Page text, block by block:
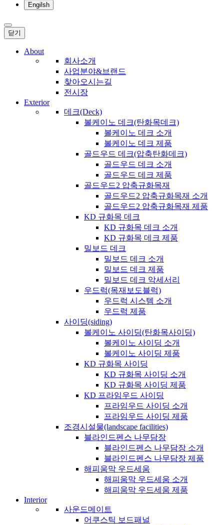
Engilsh
닫기
About
회사소개
사업분야&브랜드
찾아오시는길
전시장
Exterior
데크(Deck)
볼케이노 데크(탄화목데크)
볼케이노 데크 소개
볼케이노 데크 제품
골드우드 데크(압축탄화데크)
골드우드 데크 소개
골드우드 데크 제품
골드우드2 압축규화목재
골드우드2 압축규화목재 소개
골드우드2 압축규화목재 제품
KD 규화목 데크
KD 규화목 데크 소개
KD 규화목 데크 제품
밀보드 데크
밀보드 데크 소개
밀보드 데크 제품
밀보드 데크 악세서리
우드럭(목재보도블럭)
우드럭 시스템 소개
우드럭 제품
사이딩(siding)
볼케이노 사이딩(탄화목사이딩)
볼케이노 사이딩 소개
볼케이노 사이딩 제품
KD 규화목 사이딩
KD 규화목 사이딩 소개
KD 규화목 사이딩 제품
KD 프라임우드 사이딩
프라임우드 사이딩 소개
프라임우드 사이딩 제품
조경시설물(landscape facilities)
블라인드펜스 나무담장
블라인드펜스 나무담장 소개
블라인드펜스 나무담장 제품
해피움막 우드세움
해피움막 우드세움 소개
해피움막 우드세움 제품
Interior
사운드메이트
어쿠스틱 보드패널